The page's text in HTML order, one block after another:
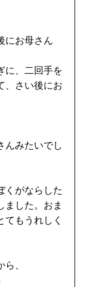
にお母さん
に、二回手を
、さい後にお
んみたいでし
くがならした
ました。おま
もうれしく
、